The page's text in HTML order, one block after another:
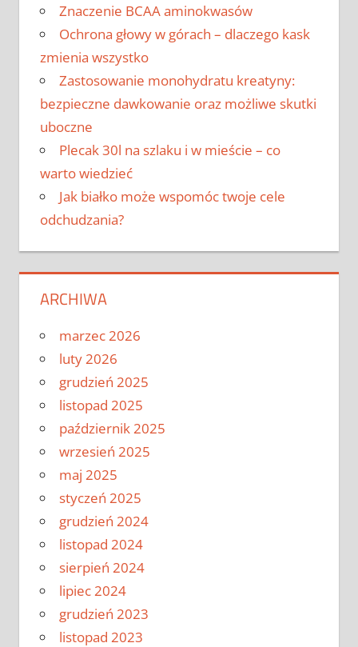
Znaczenie BCAA aminokwasów
Ochrona głowy w górach – dlaczego kask
zmienia wszystko
Zastosowanie monohydratu kreatyny:
bezpieczne dawkowanie oraz możliwe skutki
uboczne
Plecak 30l na szlaku i w mieście – co
warto wiedzieć
Jak białko może wspomóc twoje cele
odchudzania?
ARCHIWA
marzec 2026
luty 2026
grudzień 2025
listopad 2025
październik 2025
wrzesień 2025
maj 2025
styczeń 2025
grudzień 2024
listopad 2024
sierpień 2024
lipiec 2024
grudzień 2023
listopad 2023